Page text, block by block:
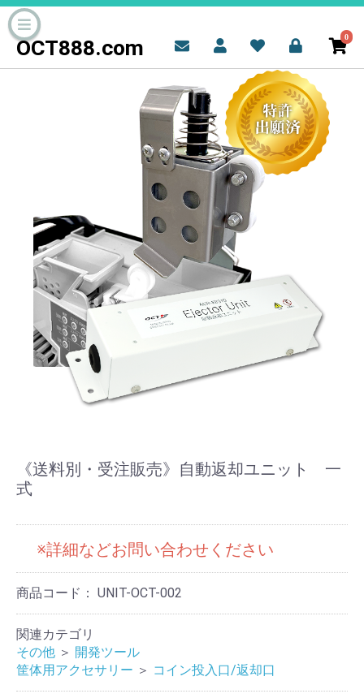
OCT888.com 0
《送料別・受注販売》自動返却ユニット 一
式
※詳細などお問い合わせください
商品コード： UNIT-OCT-002
関連カテゴリ
その他 ＞ 開発ツール
筐体用アクセサリー ＞ コイン投入口/返却口